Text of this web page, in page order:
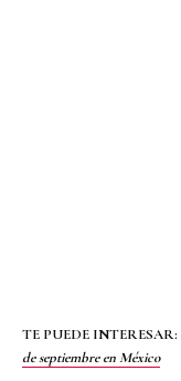
TE PUEDE INTERESAR:
de septiembre en México